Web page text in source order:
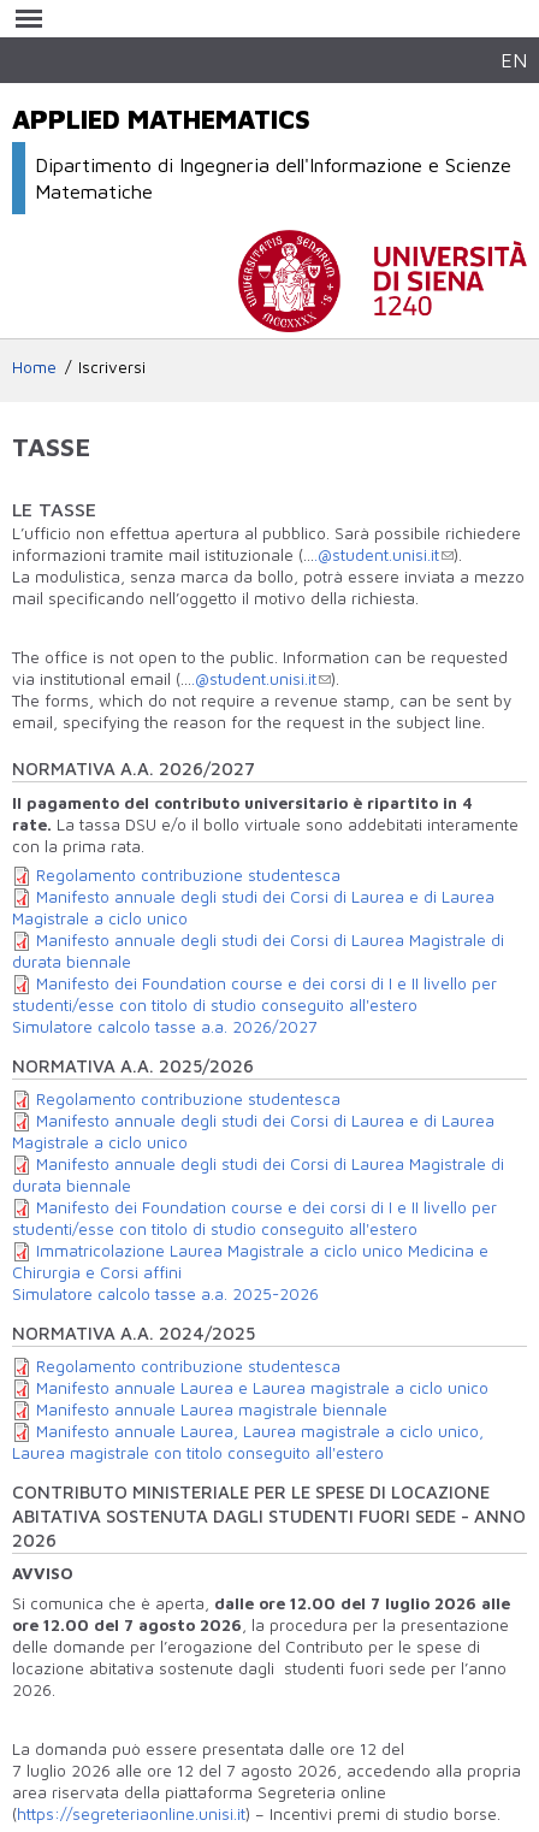
contenuto
EN
APPLIED MATHEMATICS
Dipartimento di Ingegneria dell'Informazione e Scienze
Matematiche
Home Iscriversi
TASSE
LE TASSE
L’ufficio non effettua apertura al pubblico. Sarà possibile richiedere
informazioni tramite mail istituzionale (…
.@student.unisi.it
).
La modulistica, senza marca da bollo, potrà essere inviata a mezzo
mail specificando nell’oggetto il motivo della richiesta.
The office is not open to the public. Information can be requested
via institutional email (…
.@student.unisi.it
).
The forms, which do not require a revenue stamp, can be sent by
email, specifying the reason for the request in the subject line.
NORMATIVA A.A. 2026/2027
Il pagamento del contributo universitario è ripartito in 4
rate. La tassa DSU e/o il bollo virtuale sono addebitati interamente
con la prima rata.
Regolamento contribuzione studentesca
Manifesto annuale degli studi dei Corsi di Laurea e di Laurea
Magistrale a ciclo unico
Manifesto annuale degli studi dei Corsi di Laurea Magistrale di
durata biennale
Manifesto dei Foundation course e dei corsi di I e II livello per
studenti/esse con titolo di studio conseguito all'estero
Simulatore calcolo tasse a.a. 2026/2027
NORMATIVA A.A. 2025/2026
Regolamento contribuzione studentesca
Manifesto annuale degli studi dei Corsi di Laurea e di Laurea
Magistrale a ciclo unico
Manifesto annuale degli studi dei Corsi di Laurea Magistrale di
durata biennale
Manifesto dei Foundation course e dei corsi di I e II livello per
studenti/esse con titolo di studio conseguito all'estero
Immatricolazione Laurea Magistrale a ciclo unico Medicina e
Chirurgia e Corsi affini
Simulatore calcolo tasse a.a. 2025-2026
NORMATIVA A.A. 2024/2025
Regolamento contribuzione studentesca
Manifesto annuale Laurea e Laurea magistrale a ciclo unico
Manifesto annuale Laurea magistrale biennale
Manifesto annuale Laurea, Laurea magistrale a ciclo unico,
Laurea magistrale con titolo conseguito all'estero
CONTRIBUTO MINISTERIALE PER LE SPESE DI LOCAZIONE
ABITATIVA SOSTENUTA DAGLI STUDENTI FUORI SEDE - ANNO
2026
AVVISO
Si comunica che è aperta, dalle ore 12.00 del 7 luglio 2026 alle
ore 12.00 del 7 agosto 2026 , la procedura per la presentazione
delle domande per l’erogazione del Contributo per le spese di
locazione abitativa sostenute dagli studenti fuori sede per l’anno
2026.
La domanda può essere presentata dalle ore 12 del
7 luglio 2026 alle ore 12 del 7 agosto 2026, accedendo alla propria
area riservata della piattaforma Segreteria online
(https://segreteriaonline.unisi.it) – Incentivi premi di studio borse.